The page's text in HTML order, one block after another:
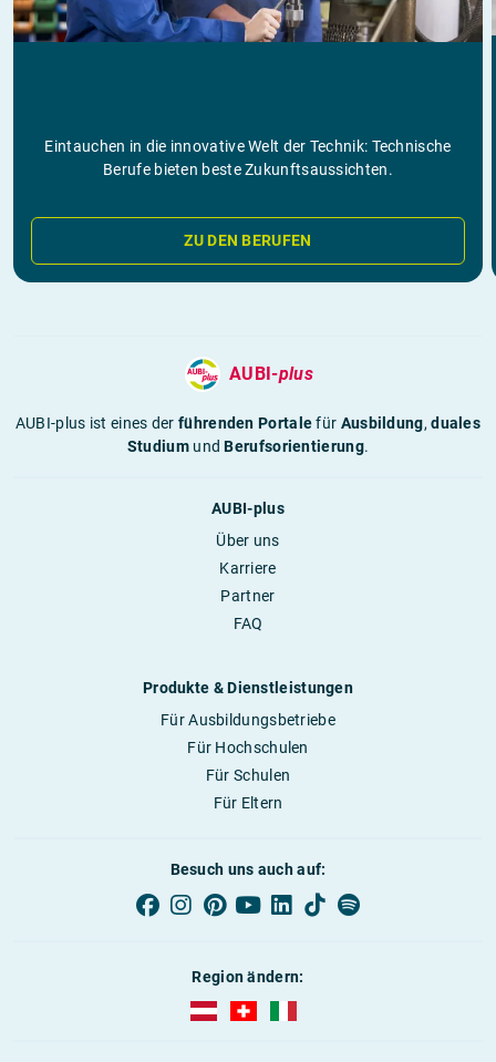
Eintauchen in die innovative Welt der Technik: Technische
Berufe bieten beste Zukunftsaussichten.
ZU DEN BERUFEN
AUBI-plus
AUBI-plus ist eines derführenden Portalefür Ausbildung,duales
StudiumundBerufsorientierung.
AUBI-plus
Über uns
Karriere
Partner
FAQ
Produkte & Dienstleistungen
Für Ausbildungsbetriebe
Für Hochschulen
Für Schulen
Für Eltern
Besuch uns auch auf:
Region ändern:
AUBI-plus Österreich (deutsch)